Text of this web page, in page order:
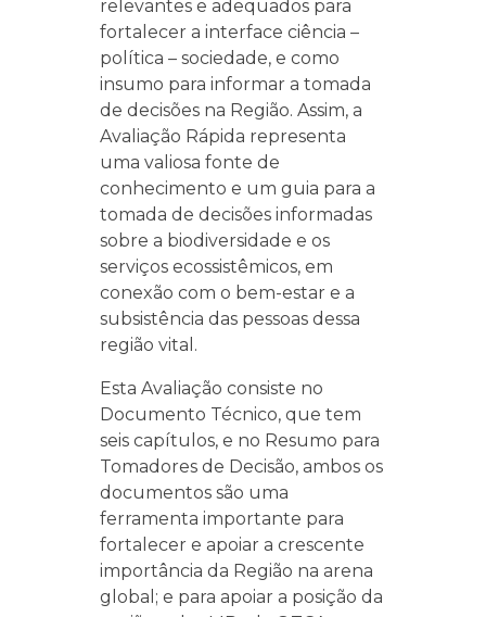
relevantes e adequados para
fortalecer a interface ciência –
política – sociedade, e como
insumo para informar a tomada
de decisões na Região. Assim, a
Avaliação Rápida representa
uma valiosa fonte de
conhecimento e um guia para a
tomada de decisões informadas
sobre a biodiversidade e os
serviços ecossistêmicos, em
conexão com o bem-estar e a
subsistência das pessoas dessa
região vital.
Esta Avaliação consiste no
Documento Técnico, que tem
seis capítulos, e no Resumo para
Tomadores de Decisão, ambos os
documentos são uma
ferramenta importante para
fortalecer e apoiar a crescente
importância da Região na arena
global; e para apoiar a posição da